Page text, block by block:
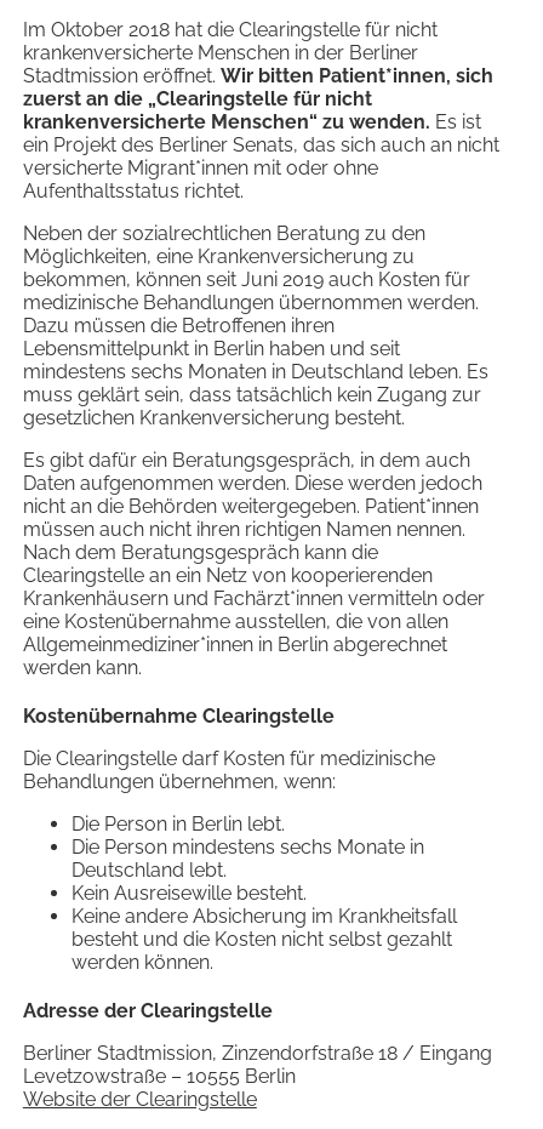
Im Oktober 2018 hat die Clearingstelle für nicht
krankenversicherte Menschen in der Berliner
Stadtmission eröffnet. Wir bitten Patient*innen, sich
zuerst an die „Clearingstelle für nicht
krankenversicherte Menschen“ zu wenden. Es ist
ein Projekt des Berliner Senats, das sich auch an nicht
versicherte Migrant*innen mit oder ohne
Aufenthaltsstatus richtet.
Neben der sozialrechtlichen Beratung zu den
Möglichkeiten, eine Krankenversicherung zu
bekommen, können seit Juni 2019 auch Kosten für
medizinische Behandlungen übernommen werden.
Dazu müssen die Betroffenen ihren
Lebensmittelpunkt in Berlin haben und seit
mindestens sechs Monaten in Deutschland leben. Es
muss geklärt sein, dass tatsächlich kein Zugang zur
gesetzlichen Krankenversicherung besteht.
Es gibt dafür ein Beratungsgespräch, in dem auch
Daten aufgenommen werden. Diese werden jedoch
nicht an die Behörden weitergegeben. Patient*innen
müssen auch nicht ihren richtigen Namen nennen.
Nach dem Beratungsgespräch kann die
Clearingstelle an ein Netz von kooperierenden
Krankenhäusern und Fachärzt*innen vermitteln oder
eine Kostenübernahme ausstellen, die von allen
Allgemeinmediziner*innen in Berlin abgerechnet
werden kann.
Kostenübernahme Clearingstelle
Die Clearingstelle darf Kosten für medizinische
Behandlungen übernehmen, wenn:
Die Person in Berlin lebt.
Die Person mindestens sechs Monate in
Deutschland lebt.
Kein Ausreisewille besteht.
Keine andere Absicherung im Krankheitsfall
besteht und die Kosten nicht selbst gezahlt
werden können.
Adresse der Clearingstelle
Berliner Stadtmission, Zinzendorfstraße 18 / Eingang
Levetzowstraße – 10555 Berlin
Website der Clearingstelle